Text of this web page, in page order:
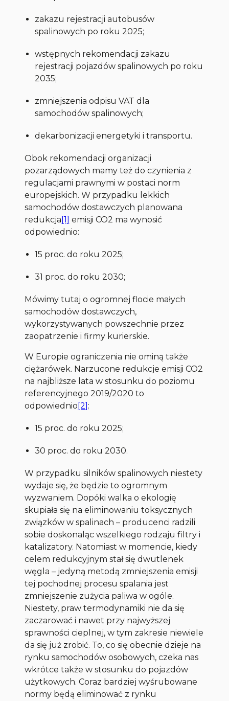
zakazu rejestracji autobusów
spalinowych po roku 2025;
wstępnych rekomendacji zakazu
rejestracji pojazdów spalinowych po roku
2035;
zmniejszenia odpisu VAT dla
samochodów spalinowych;
dekarbonizacji energetyki i transportu.
Obok rekomendacji organizacji
pozarządowych mamy też do czynienia z
regulacjami prawnymi w postaci norm
europejskich. W przypadku lekkich
samochodów dostawczych planowana
redukcja [1]
emisji CO2 ma wynosić
odpowiednio:
15 proc. do roku 2025;
31 proc. do roku 2030;
Mówimy tutaj o ogromnej flocie małych
samochodów dostawczych,
wykorzystywanych powszechnie przez
zaopatrzenie i firmy kurierskie.
W Europie ograniczenia nie ominą także
ciężarówek. Narzucone redukcje emisji CO2
na najbliższe lata w stosunku do poziomu
referencyjnego 2019/2020 to
odpowiednio [2] :
15 proc. do roku 2025;
30 proc. do roku 2030.
W przypadku silników spalinowych niestety
wydaje się, że będzie to ogromnym
wyzwaniem. Dopóki walka o ekologię
skupiała się na eliminowaniu toksycznych
związków w spalinach – producenci radzili
sobie doskonaląc wszelkiego rodzaju filtry i
katalizatory. Natomiast w momencie, kiedy
celem redukcyjnym stał się dwutlenek
węgla – jedyną metodą zmniejszenia emisji
tej pochodnej procesu spalania jest
zmniejszenie zużycia paliwa w ogóle.
Niestety, praw termodynamiki nie da się
zaczarować i nawet przy najwyższej
sprawności cieplnej, w tym zakresie niewiele
da się już zrobić. To, co się obecnie dzieje na
rynku samochodów osobowych, czeka nas
wkrótce także w stosunku do pojazdów
użytkowych. Coraz bardziej wyśrubowane
normy będą eliminować z rynku